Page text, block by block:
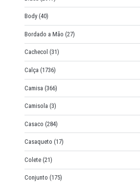
Body (40)
Bordado a Mão (27)
Cachecol (31)
Calça (1736)
Camisa (366)
Camisola (3)
Casaco (284)
Casaqueto (17)
Colete (21)
Conjunto (175)